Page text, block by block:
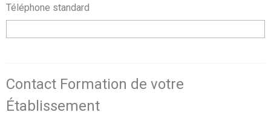
Téléphone standard
Contact Formation de votre
Établissement